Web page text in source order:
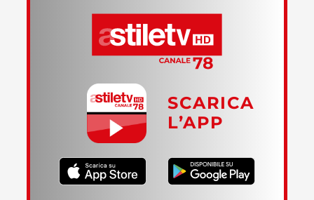
SCARICA
L’APP